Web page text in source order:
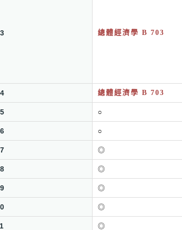
總體經濟學 B 703
總體經濟學 B 703
○
○
◎
◎
◎
◎
◎